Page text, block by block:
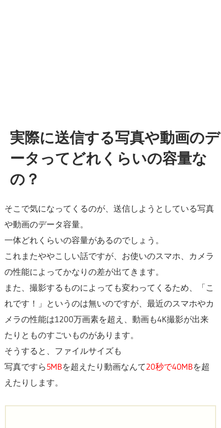
実際に送信する写真や動画のデ
ータってどれくらいの容量な
の？
そこで気になってくるのが、送信しようとしている写真
や動画のデータ容量。
一体どれくらいの容量があるのでしょう。
これまたややこしい話ですが、お使いのスマホ、カメラ
の性能によってかなりの差が出てきます。
また、撮影するものによっても変わってくるため、「こ
れです！」というのは無いのですが、最近のスマホやカ
メラの性能は1200万画素を超え、動画も4K撮影が出来
たりとものすごいものがあります。
そうすると、ファイルサイズも
写真ですら5MBを超えたり動画なんて20秒で40MBを超
えたりします。